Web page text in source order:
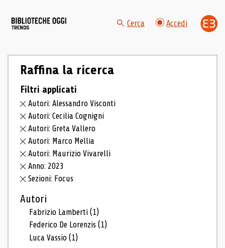
Cerca Accedi
Raffina la ricerca
Filtri applicati
Autori: Alessandro Visconti
Autori: Cecilia Cognigni
Autori: Greta Vallero
Autori: Marco Mellia
Autori: Maurizio Vivarelli
Anno: 2023
Sezioni: Focus
Autori
Fabrizio Lamberti(1)
Federico De Lorenzis(1)
Luca Vassio(1)